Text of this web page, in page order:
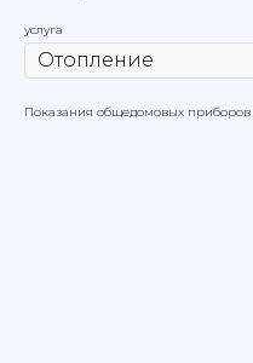
услуга
Показания общедомовых приборов